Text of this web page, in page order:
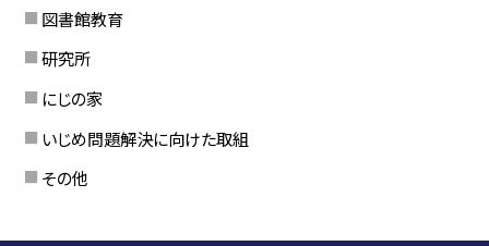
図書館教育
研究所
にじの家
いじめ問題解決に向けた取組
その他